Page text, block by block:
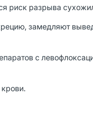
риск разрыва
замедляют
с